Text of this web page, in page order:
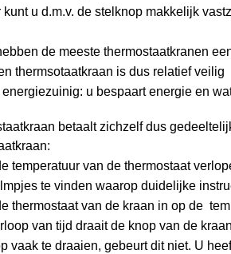
u d.m.v. de stelknop makkelijk
de meeste thermostaatkranen
thermsotaatkraan is dus relatief veilig
u bespaart energie en
betaalt zichzelf dus
temperatuur van de thermostaat
te vinden waarop duidelijke
thermostaat van de kraan in op de
van tijd draait de knop van de
vaak te draaien, gebeurt dit niet. U